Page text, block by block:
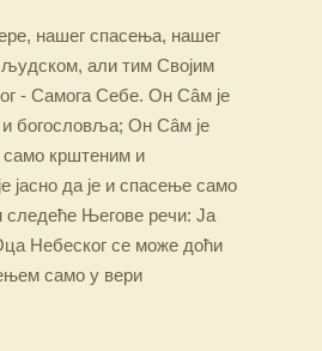
нашег спасења, нашег
људском, али тим Својим
- Самога Себе. Он Сâм је
богословља; Он Сâм је
само крштеним и
јасно да је и спасење само
следеће Његове речи: Ја
Небеског се може доћи
само у вери